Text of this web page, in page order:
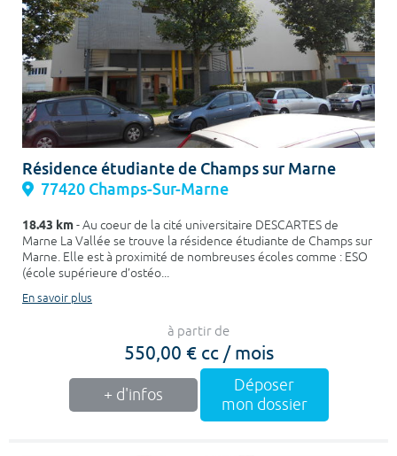
Résidence étudiante de Champs sur Marne
77420 Champs-Sur-Marne
18.43 km- Au coeur de la cité universitaire DESCARTES de
Marne La Vallée se trouve la résidence étudiante de Champs sur
Marne. Elle est à proximité de nombreuses écoles comme : ESO
(école supérieure d’ostéo...
En savoir plus
à partir de
550,00 € cc / mois
+ d'infos
Déposer
mon dossier